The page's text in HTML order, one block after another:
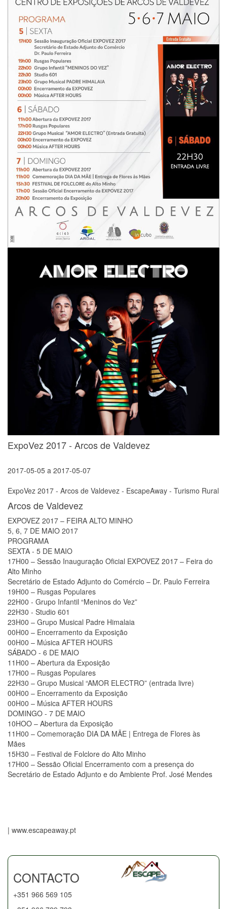
ExpoVez 2017 - Arcos de Valdevez
2017-05-05 a 2017-05-07
ExpoVez 2017 - Arcos de Valdevez - EscapeAway - Turismo Rural
Arcos de Valdevez
EXPOVEZ 2017 – FEIRA ALTO MINHO
5, 6, 7 DE MAIO 2017
PROGRAMA
SEXTA - 5 DE MAIO
17H00 – Sessão Inauguração Oficial EXPOVEZ 2017 – Feira do
Alto Minho
Secretário de Estado Adjunto do Comércio – Dr. Paulo Ferreira
19H00 – Rusgas Populares
22H00 - Grupo Infantil “Meninos do Vez”
22H30 - Studio 601
23H00 – Grupo Musical Padre Himalaia
00H00 – Encerramento da Exposição
00H00 – Música AFTER HOURS
SÁBADO - 6 DE MAIO
11H00 – Abertura da Exposição
17H00 – Rusgas Populares
22H30 – Grupo Musical “AMOR ELECTRO” (entrada livre)
00H00 – Encerramento da Exposição
00H00 – Música AFTER HOURS
DOMINGO - 7 DE MAIO
10HOO – Abertura da Exposição
11H00 – Comemoração DIA DA MÃE | Entrega de Flores às
Mães
15H30 – Festival de Folclore do Alto Minho
17H00 – Sessão Oficial Encerramento com a presença do
Secretário de Estado Adjunto e do Ambiente Prof. José Mendes
| www.escapeaway.pt
CONTACTO
+351 966 569 105